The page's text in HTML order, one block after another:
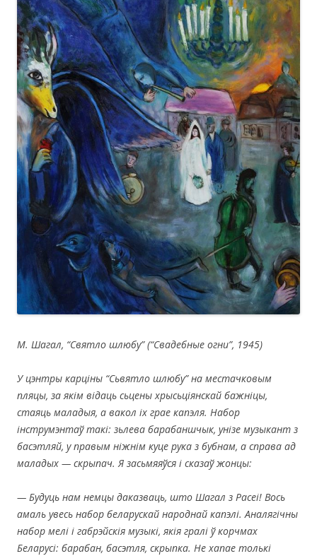
М. Шагал, “Святло шлюбу” (“Свадебные огни”, 1945)
У цэнтры карціны “Сьвятло шлюбу” на местачковым
пляцы, за якім відаць сьцены хрысьціянскай бажніцы,
стаяць маладыя, а вакол іх грае капэля. Набор
інструмэнтаў такі: зьлева барабаншчык, унізе музыкант з
басэтляй, у правым ніжнім куце рука з бубнам, а справа ад
маладых — скрыпач. Я засьмяяўся і сказаў жонцы:
— Будуць нам немцы даказваць, што Шагал з Расеі! Вось
амаль увесь набор беларускай народнай капэлі. Аналягічны
набор мелі і габрэйскія музыкі, якія гралі ў корчмах
Беларусі: барабан, басэтля, скрыпка. Не хапае толькі